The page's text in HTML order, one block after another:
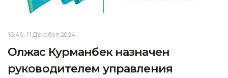
16:46, 11 Декабря 2024
Олжас Курманбек назначен
руководителем управления